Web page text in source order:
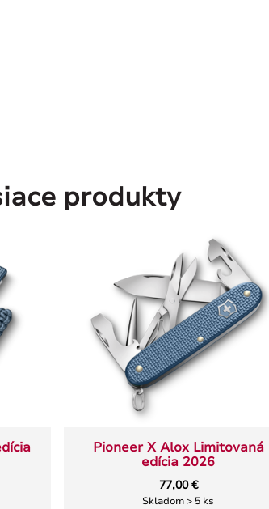
produkty
Pioneer X Alox Limitovaná
edícia 2026
77,00 €
Skladom > 5 ks